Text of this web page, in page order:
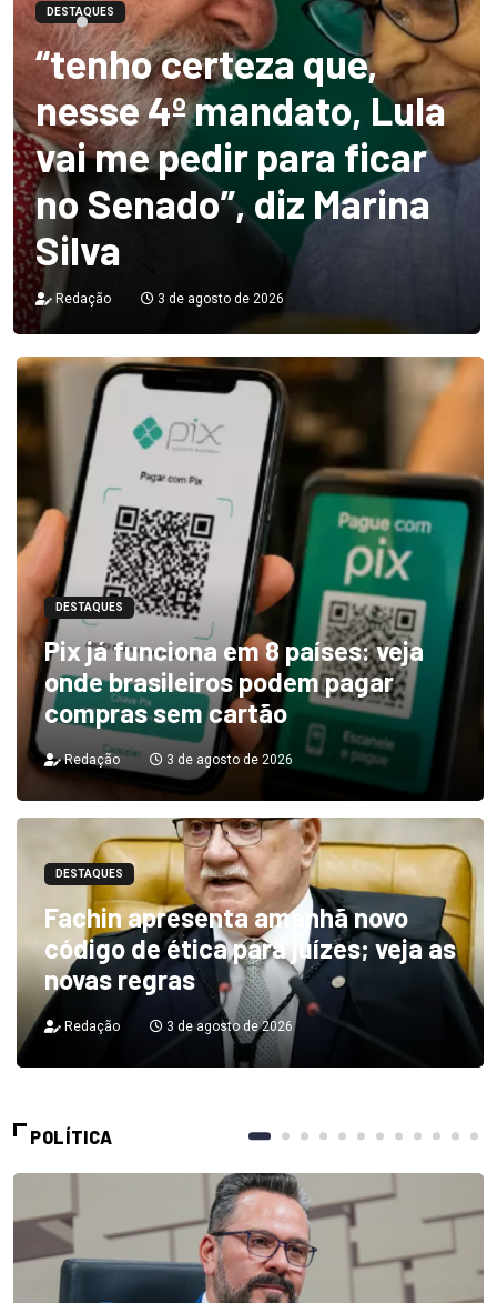
DESTAQUES
“tenho certeza que,
nesse 4º mandato, Lula
vai me pedir para ficar
no Senado”, diz Marina
Silva
Redação 3 de agosto de 2026
DESTAQUES
Pix já funciona em 8 países: veja
onde brasileiros podem pagar
compras sem cartão
Redação 3 de agosto de 2026
DESTAQUES
Fachin apresenta amanhã novo
código de ética para juízes; veja as
novas regras
Redação 3 de agosto de 2026
POLÍTICA